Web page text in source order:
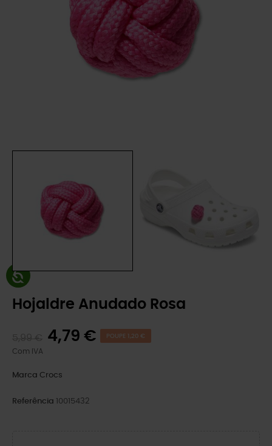
Hojaldre Anudado Rosa
4,79 € POUPE 1,20 €
Com IVA
Marca Crocs
Referência 10015432